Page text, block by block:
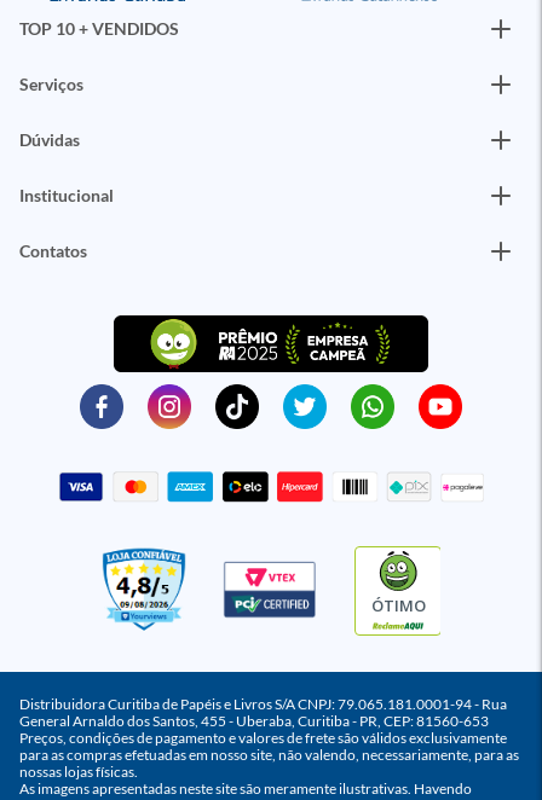
TOP 10 + VENDIDOS
Serviços
Dúvidas
Institucional
Contatos
ÓTIMO
Distribuidora Curitiba de Papéis e Livros S/A CNPJ: 79.065.181.0001-94 - Rua
General Arnaldo dos Santos, 455 - Uberaba, Curitiba - PR, CEP: 81560-653
Preços, condições de pagamento e valores de frete são válidos exclusivamente
para as compras efetuadas em nosso site, não valendo, necessariamente, para as
nossas lojas físicas.
As imagens apresentadas neste site são meramente ilustrativas. Havendo